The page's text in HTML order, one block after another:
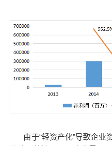
由于“轻资产化”导致企业